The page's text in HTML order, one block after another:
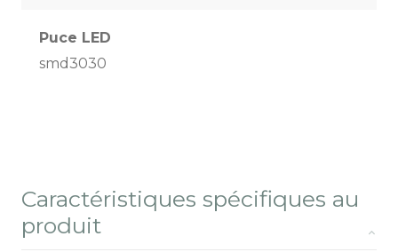
Puce LED
smd3030
Caractéristiques spécifiques au
produit